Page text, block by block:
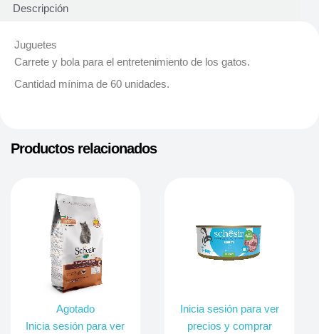
Descripción
Juguetes
Carrete y bola para el entretenimiento de los gatos.
Cantidad mínima de 60 unidades.
Productos relacionados
Agotado
Inicia sesión para ver
Inicia sesión para ver
precios y comprar